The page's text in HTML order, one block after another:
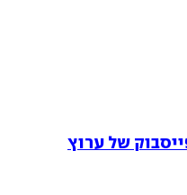
של ערוץ